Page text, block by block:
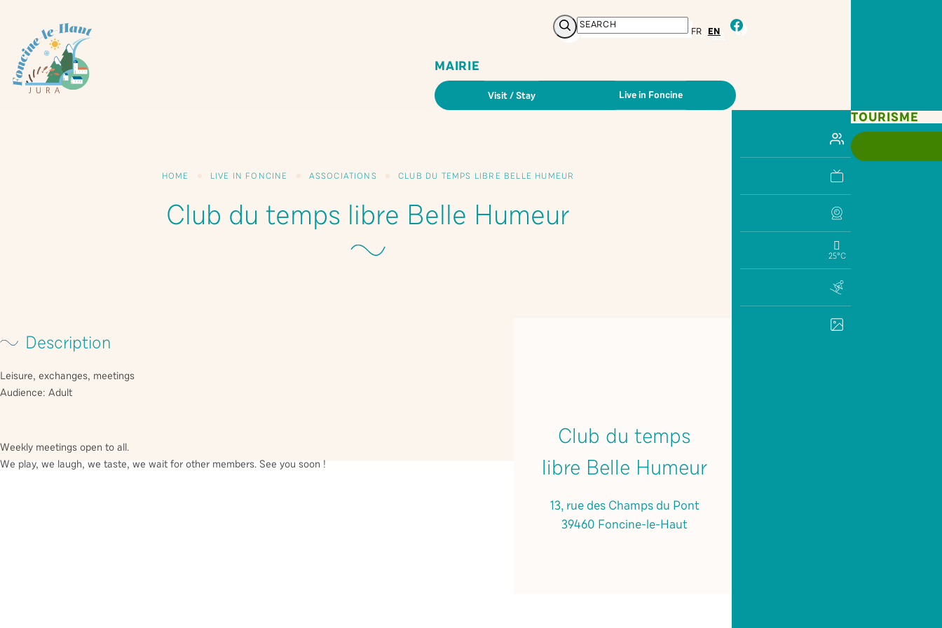
Search FR EN facebook
MAIRIE
Visit / Stay Live in Foncine
TOURISME
25°C
HOME LIVE IN FONCINE ASSOCIATIONS CLUB DU TEMPS LIBRE BELLE HUMEUR
Club du temps libre Belle Humeur
PRINTSHARE
Description
Leisure, exchanges, meetings
Audience: Adult
Weekly meetings open to all.
We play, we laugh, we taste, we wait for other members. See you soon !
Club du temps
libre Belle Humeur
13, rue des Champs du Pont
39460 Foncine-le-Haut